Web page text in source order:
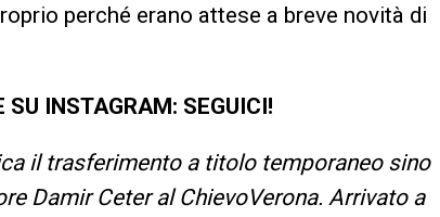
perché erano attese a breve novità di
INSTAGRAM: SEGUICI!
il trasferimento a titolo temporaneo sino
Damir Ceter al ChievoVerona. Arrivato a